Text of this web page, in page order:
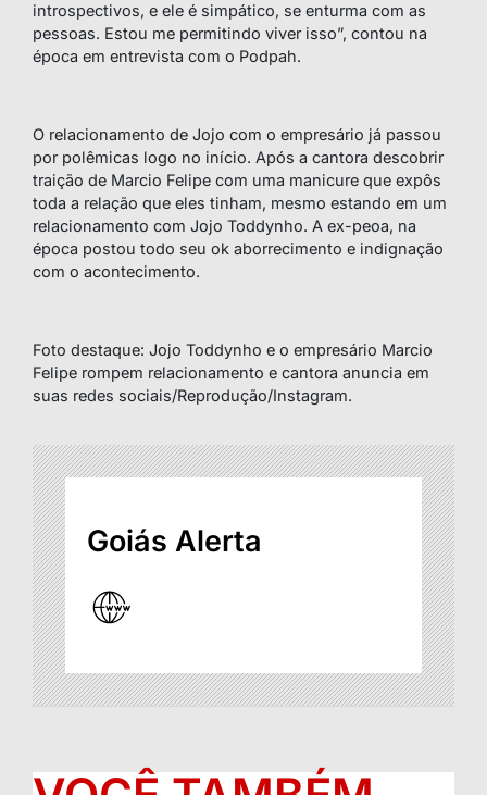
introspectivos, e ele é simpático, se enturma com as
pessoas. Estou me permitindo viver isso”, contou na
época em entrevista com o Podpah.
O relacionamento de Jojo com o empresário já passou
por polêmicas logo no início. Após a cantora descobrir
traição de Marcio Felipe com uma manicure que expôs
toda a relação que eles tinham, mesmo estando em um
relacionamento com Jojo Toddynho. A ex-peoa, na
época postou todo seu ok aborrecimento e indignação
com o acontecimento.
Foto destaque: Jojo Toddynho e o empresário Marcio
Felipe rompem relacionamento e cantora anuncia em
suas redes sociais/Reprodução/Instagram.
Goiás Alerta